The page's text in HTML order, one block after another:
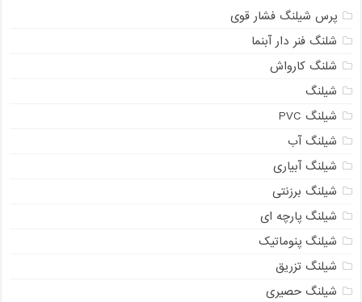
پرس شیلنگ فشار قوی
شلنگ فنر دار آبنما
شلنگ کارواش
شیلنگ
شیلنگ PVC
شیلنگ آب
شیلنگ آبیاری
شیلنگ برزنتی
شیلنگ پارچه ای
شیلنگ پنوماتیک
شیلنگ تزریق
شیلنگ حصیری